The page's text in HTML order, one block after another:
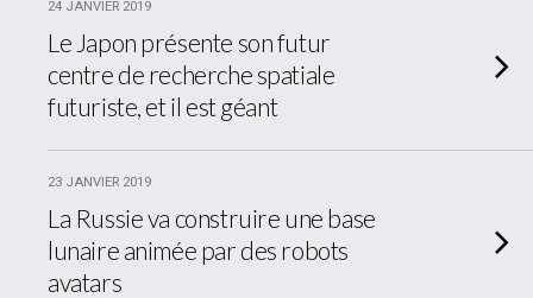
24 JANVIER 2019
Le Japon présente son futur
centre de recherche spatiale
futuriste, et il est géant
23 JANVIER 2019
La Russie va construire une base
lunaire animée par des robots
avatars